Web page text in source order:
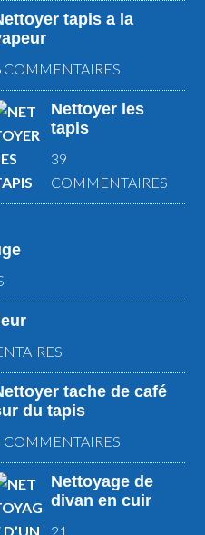
tapis a la
COMMENTAIRES
Nettoyer les
tapis
39
COMMENTAIRES
tache de café
du tapis
COMMENTAIRES
Nettoyage de
divan en cuir
21